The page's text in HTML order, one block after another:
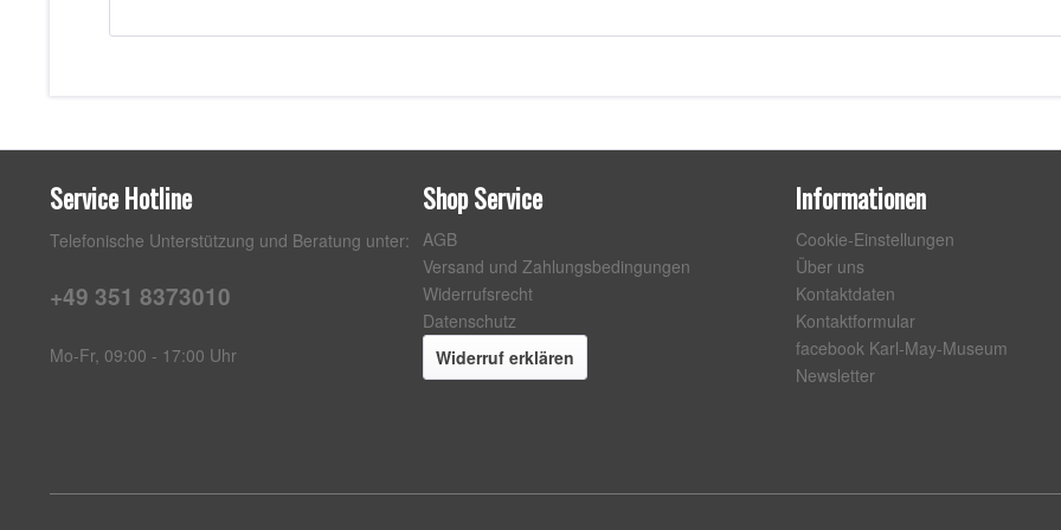
Service Hotline
Telefonische Unterstützung und Beratung unter:
+49 351 8373010
Mo-Fr, 09:00 - 17:00 Uhr
Shop Service
AGB
Versand und Zahlungsbedingungen
Widerrufsrecht
Datenschutz
Widerruf erklären
Informationen
Cookie-Einstellungen
Über uns
Kontaktdaten
Kontaktformular
facebook Karl-May-Museum
Newsletter